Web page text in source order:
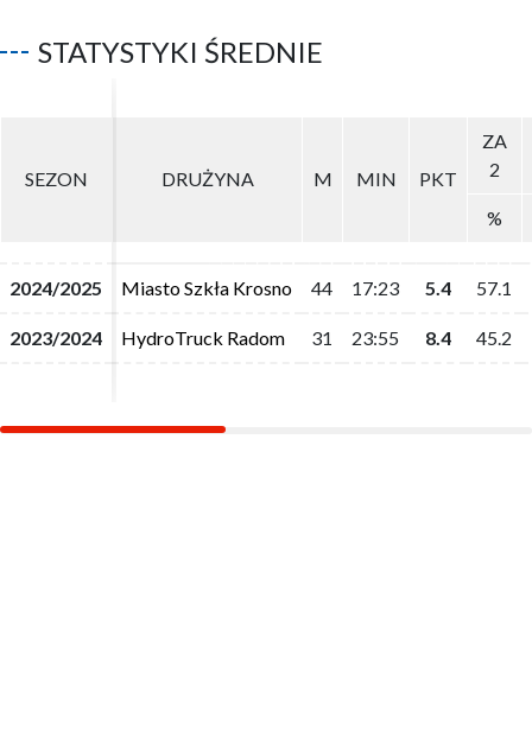
STATYSTYKI ŚREDNIE
SEZON DRUŻYNA M MIN PKT
ZA
2
%
2024/2025 Miasto Szkła Krosno 44 17:23 5.4 57.1
2023/2024 HydroTruck Radom 31 23:55 8.4 45.2
SEZON DRUŻYNA M MIN PKT
ZA
2
%
2024/2025 Miasto Szkła Krosno 44 17:23 5.4 57.1
2023/2024 HydroTruck Radom 31 23:55 8.4 45.2